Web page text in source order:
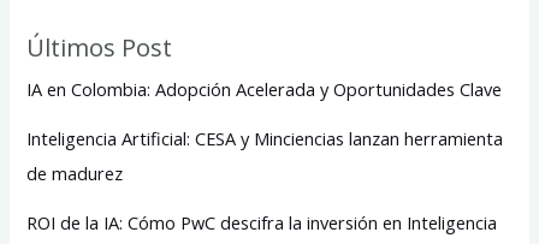
Últimos Post
IA en Colombia: Adopción Acelerada y Oportunidades Clave
Inteligencia Artificial: CESA y Minciencias lanzan herramienta
de madurez
ROI de la IA: Cómo PwC descifra la inversión en Inteligencia